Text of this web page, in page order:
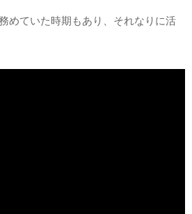
めていた時期もあり、それなりに活